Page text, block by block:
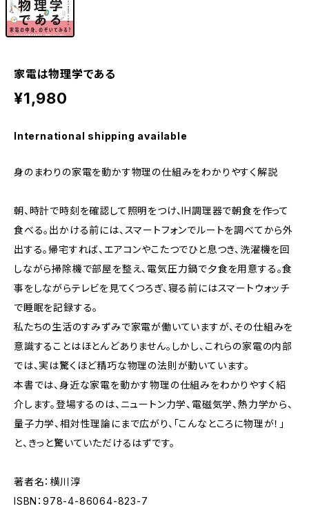
家電は物理学である
¥1,980
International shipping available
身のまわりの家電を動かす物理の仕組みをわかりやすく解説
朝、時計で時刻を確認して照明をつけ、IH調理器で朝食を作って
食べる。出かける前には、スマートフォンでルートを調べてから外
出する。帰宅すれば、エアコンやこたつでひと息つき、洗濯機を回
しながら掃除機で部屋を整え、電気圧力鍋で夕食を用意する。食
事をしながらテレビを見てくつろぎ、寝る前にはスマートウォッチ
で睡眠を記録する。
私たちの生活のすみずみで家電が働いていますが、その仕組みを
意識することはほとんどありません。しかし、これらの家電の内部
では、実は驚くほど精巧な物理の法則が動いています。
本書では、身近な家電を動かす物理の仕組みをわかりやすく紹
介します。登場するのは、ニュートン力学、電磁気学、熱力学から、
量子力学、相対性理論にまで広がり、「こんなところに物理が！」
と、きっと驚いていただけるはずです。
著者名：横川淳
ISBN：978-4-86064-823-7